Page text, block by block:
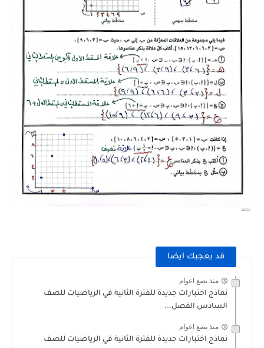
قد يعجبك ايضا
منذ بضع اعوام
نماذج اختبارات جديدة للفترة الثانية في الرياضيات للصف
السادس الفصل...
منذ بضع اعوام
نماذج اختبارات جديدة للفترة الثانية في الرياضيات للصف